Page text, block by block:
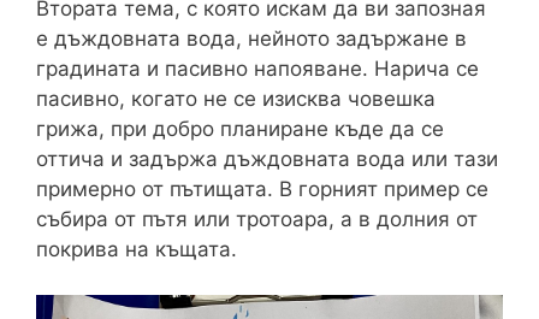
Втората тема, с която искам да ви запозная
е дъждовната вода, нейното задържане в
градината и пасивно напояване. Нарича се
пасивно, когато не се изисква човешка
грижа, при добро планиране къде да се
оттича и задържа дъждовната вода или тази
примерно от пътищата. В горният пример се
събира от пътя или тротоара, а в долния от
покрива на къщата.